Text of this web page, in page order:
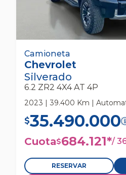
Chevrolet Silverado 6.2
Camioneta
Camioneta
Chevrolet
Silverado
6.2 ZR2 4X4 AT 4P
2023 | 39.400 Km |
$35.490.000
Cuota$684.121*/
RESERVAR